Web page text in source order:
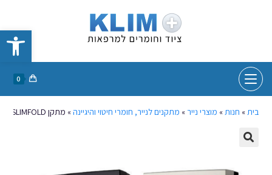
פתח סרגל נגישות
0
בית» חנות» מוצרי נייר » מתקנים לנייר, חומרי חיטוי והיגיינה» מתקן SLIMFOLD